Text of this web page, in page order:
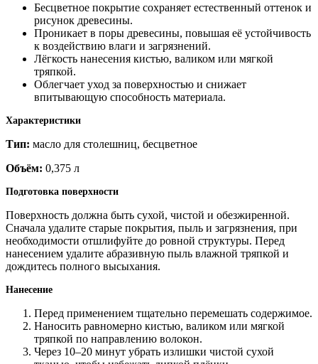
Бесцветное покрытие сохраняет естественный оттенок и
рисунок древесины.
Проникает в поры древесины, повышая её устойчивость
к воздействию влаги и загрязнений.
Лёгкость нанесения кистью, валиком или мягкой
тряпкой.
Облегчает уход за поверхностью и снижает
впитывающую способность материала.
Характеристики
Тип: масло для столешниц, бесцветное
Объём: 0,375 л
Подготовка поверхности
Поверхность должна быть сухой, чистой и обезжиренной.
Сначала удалите старые покрытия, пыль и загрязнения, при
необходимости отшлифуйте до ровной структуры. Перед
нанесением удалите абразивную пыль влажной тряпкой и
дождитесь полного высыхания.
Нанесение
Перед применением тщательно перемешать содержимое.
Наносить равномерно кистью, валиком или мягкой
тряпкой по направлению волокон.
Через 10–20 минут убрать излишки чистой сухой